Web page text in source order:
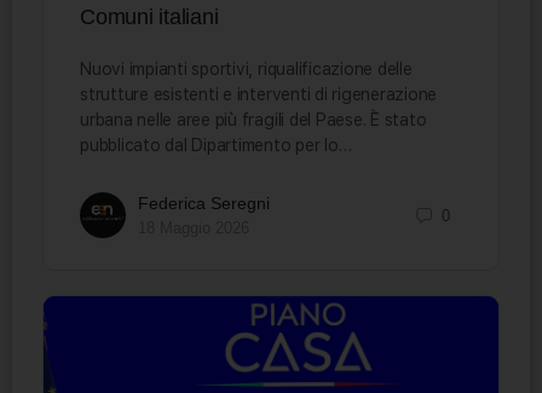
Comuni italiani
Nuovi impianti sportivi, riqualificazione delle
strutture esistenti e interventi di rigenerazione
urbana nelle aree più fragili del Paese. È stato
pubblicato dal Dipartimento per lo…
Federica Seregni
0